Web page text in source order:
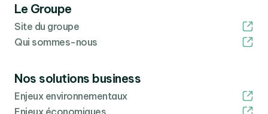
Le Groupe
Site du groupe
Qui sommes-nous
Nos solutions business
Enjeux environnementaux
Enjeux économiques